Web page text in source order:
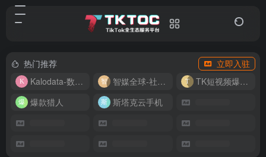
热门推荐
立即入驻
Kalodata-数据分析平台
智媒全球-社媒管理平台
TK短视频爆款复刻
爆款猎人
斯塔克云手机